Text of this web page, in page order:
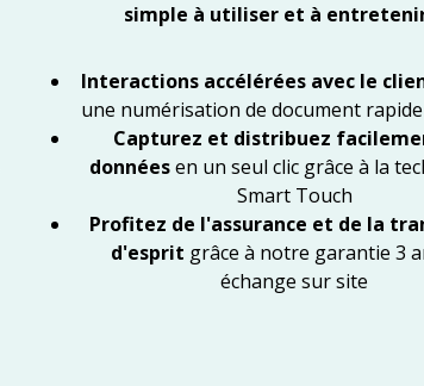
simple à utiliser et à
Interactions accélérées avec le
une numérisation de document
Capturez et distribuez
donnéesen un seul clic grâce à la
Smart Touch
Profitez de l'assurance et de la
d'esprit grâce à notre garantie 3
échange sur site